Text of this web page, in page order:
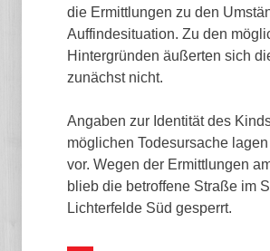
die Ermittlungen zu den
Auffindesituation. Zu den
Hintergründen äußerten sich
zunächst nicht.
Angaben zur Identität des
möglichen Todesursache
vor. Wegen der Ermittlungen
blieb die betroffene Straße im
Lichterfelde Süd gesperrt.